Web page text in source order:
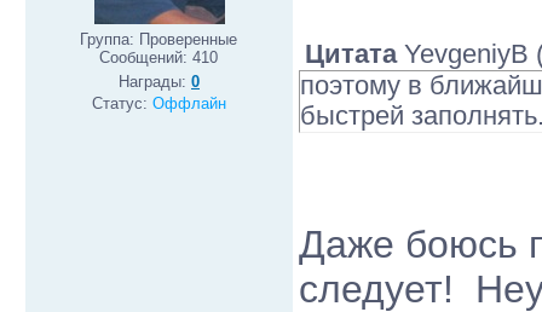
Группа: Проверенные
Сообщений:410
Награды: 0
Статус: Оффлайн
Цитата YevgeniyB
поэтому в
быстрей
Даже боюсь
следует!